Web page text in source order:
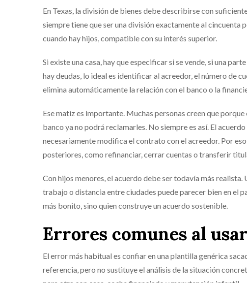
En Texas, la división de bienes debe describirse con
siempre tiene que ser una división exactamente al cincuenta
cuando hay hijos, compatible con su interés superior.
Si existe una casa, hay que especificar si se vende, si una
hay deudas, lo ideal es identificar al acreedor, el número de
elimina automáticamente la relación con el banco o la
Ese matiz es importante. Muchas personas creen que
banco ya no podrá reclamarles. No siempre es así. El
necesariamente modifica el contrato con el acreedor. Por
posteriores, como refinanciar, cerrar cuentas o transferir
Con hijos menores, el acuerdo debe ser todavía más
trabajo o distancia entre ciudades puede parecer bien en el
más bonito, sino quien construye un acuerdo sostenible.
Errores comunes al
El error más habitual es confiar en una plantilla genérica
referencia, pero no sustituye el análisis de la situación